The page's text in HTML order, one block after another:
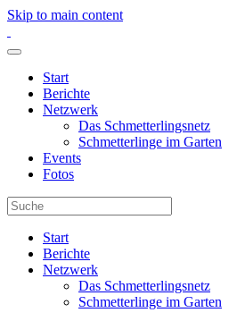
Skip to main content
Start
Berichte
Netzwerk
Das Schmetterlingsnetz
Schmetterlinge im Garten
Events
Fotos
Start
Berichte
Netzwerk
Das Schmetterlingsnetz
Schmetterlinge im Garten